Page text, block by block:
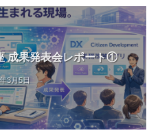
成果発表会レポート①
3月5日